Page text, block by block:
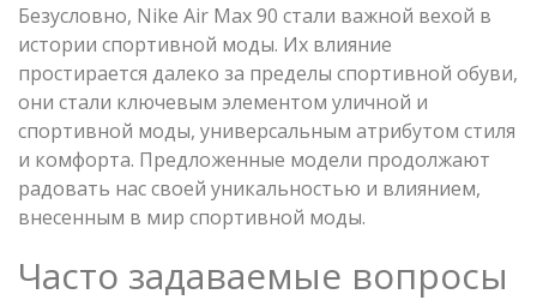
Безусловно, Nike Air Max 90 стали важной вехой в
истории спортивной моды. Их влияние
простирается далеко за пределы спортивной обуви,
они стали ключевым элементом уличной и
спортивной моды, универсальным атрибутом стиля
и комфорта. Предложенные модели продолжают
радовать нас своей уникальностью и влиянием,
внесенным в мир спортивной моды.
Часто задаваемые вопросы